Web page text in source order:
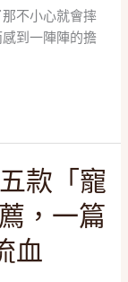
不小心就會摔
到一陣陣的擔
款「寵
，一篇
血